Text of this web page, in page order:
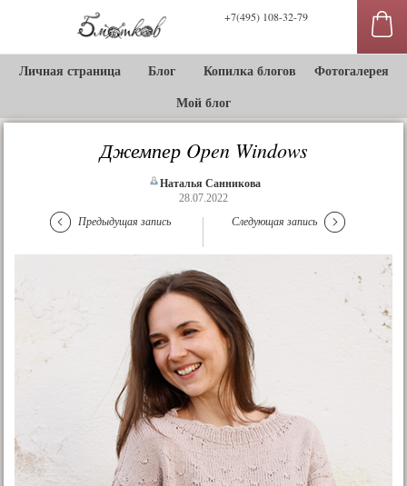
+7(495) 108-32-79
Личная страница Блог Копилка блогов
Фотогалерея
Мой блог
Джемпер Open Windows
Наталья Санникова
28.07.2022
Предыдущая запись Следующая запись